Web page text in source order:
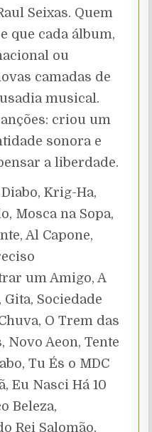
Seixas. Quem
que cada álbum,
ou
camadas de
musical.
criou um
sonora e
a liberdade.
Krig-Ha,
Mosca na Sopa,
Al Capone,
um Amigo, A
Sociedade
O Trem das
Novo Aeon, Tente
Tu És o MDC
Eu Nasci Há 10
Beleza,
Rei Salomão,